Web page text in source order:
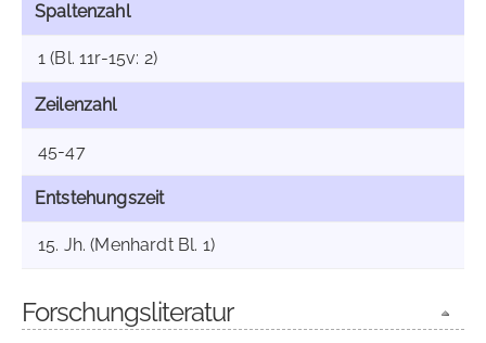
Spaltenzahl
1 (Bl. 11r-15v: 2)
Zeilenzahl
45-47
Entstehungszeit
15. Jh. (Menhardt Bl. 1)
Forschungsliteratur